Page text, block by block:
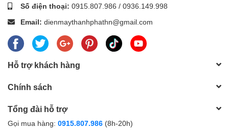
Số điện thoại: 0915.807.986 / 0936.149.998
Email: dienmaythanhphathn@gmail.com
Hỗ trợ khách hàng
Chính sách
Tổng đài hỗ trợ
Gọi mua hàng: 0915.807.986 (8h-20h)